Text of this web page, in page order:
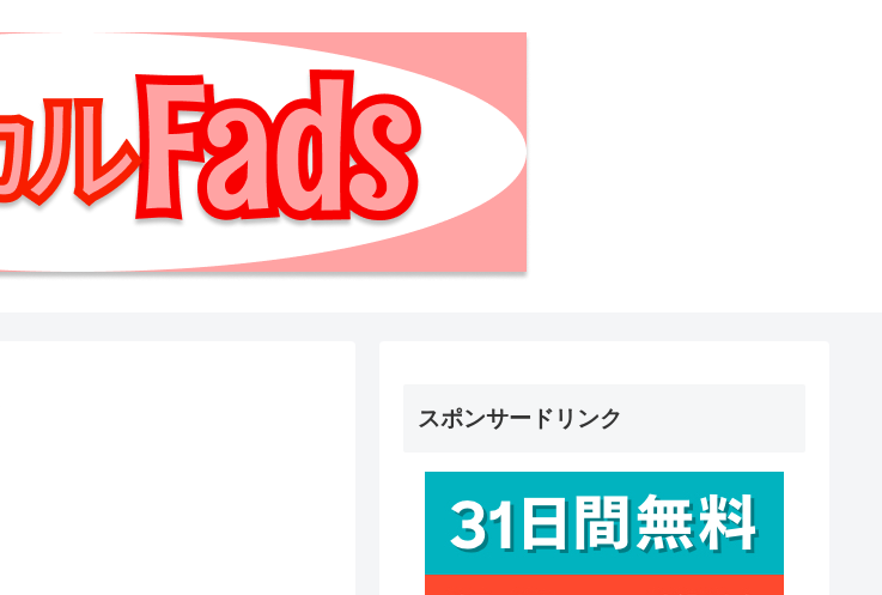
スポンサードリンク